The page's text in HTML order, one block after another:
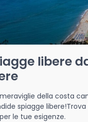
libere
della costa
spiagge libere!Trova
le tue esigenze.